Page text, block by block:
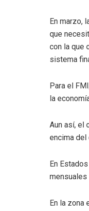
En marzo,
que
con la que
sistema
Para el
la
Aun así, el
encima del
En
En la zona